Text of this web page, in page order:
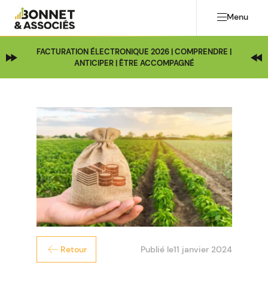
Menu
FACTURATION ÉLECTRONIQUE 2026 | COMPRENDRE |
ANTICIPER | ÊTRE ACCOMPAGNÉ
Retour Publié le11 janvier 2024